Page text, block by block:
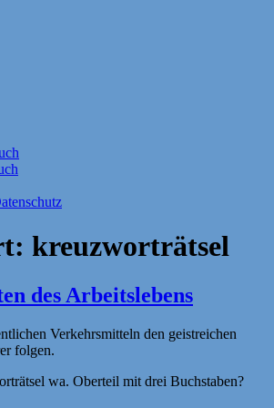
kreuzworträtsel
des Arbeitslebens
Verkehrsmitteln den geistreichen
folgen.
wa. Oberteil mit drei Buchstaben?